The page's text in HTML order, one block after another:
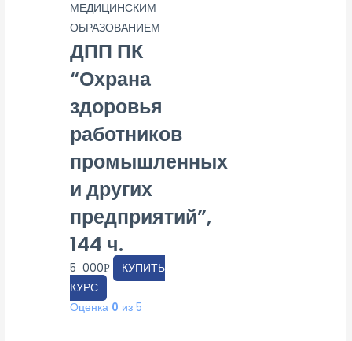
МЕДИЦИНСКИМ
ОБРАЗОВАНИЕМ
ДПП ПК
“Охрана
здоровья
работников
промышленных
и других
предприятий”,
144 ч.
5 000Р
КУПИТЬ
КУРС
Оценка 0 из 5